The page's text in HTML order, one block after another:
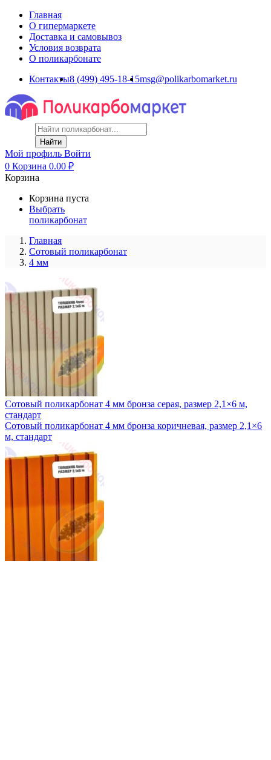
Главная
О гипермаркете
Доставка и самовывоз
Условия возврата
О поликарбонате
Контакты8 (499) 495-18-15msg@polikarbomarket.ru
Найти
Мой профиль Войти
0 Корзина 0.00 ₽
Корзина
Корзина пуста
Выбрать
поликарбонат
Главная
Сотовый поликарбонат
4 мм
Сотовый поликарбонат 4 мм бронза серая, размер 2,1×6 м,
стандарт
Сотовый поликарбонат 4 мм бронза коричневая, размер 2,1×6
м, стандарт